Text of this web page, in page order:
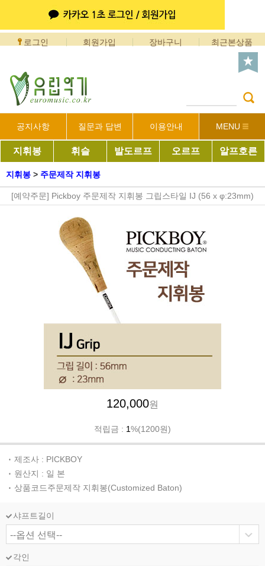
로그인 회원가입 장바구니 최근본상품
공지사항 질문과 답변 이용안내 MENU
지휘봉 휘슬 발도르프 오르프 알프호른
지휘봉 > 주문제작 지휘봉
[예약주문] Pickboy 주문제작 지휘봉 그립스타일 IJ (56 x φ:23mm)
120,000원
적립금 : 1%(1200원)
제조사 : PICKBOY
원산지 : 일 본
상품코드주문제작 지휘봉(Customized Baton)
샤프트길이
각인